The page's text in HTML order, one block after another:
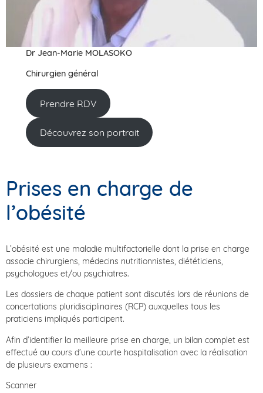
Dr Jean-Marie MOLASOKO
Chirurgien général
Prendre RDV
Découvrez son portrait
Prises en charge de
l’obésité
L’obésité est une maladie multifactorielle dont la prise en charge
associe chirurgiens, médecins nutritionnistes, diététiciens,
psychologues et/ou psychiatres.
Les dossiers de chaque patient sont discutés lors de réunions de
concertations pluridisciplinaires (RCP) auxquelles tous les
praticiens impliqués participent.
Afin d’identifier la meilleure prise en charge, un bilan complet est
effectué au cours d’une courte hospitalisation avec la réalisation
de plusieurs examens :
Scanner